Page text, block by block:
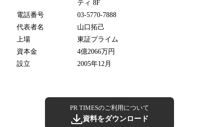
ティ 8F
電話番号
03-5770-7888
代表者名
山口拓己
上場
東証プライム
資本金
4億2066万円
設立
2005年12月
PR TIMESのご利用について
資料をダウンロード